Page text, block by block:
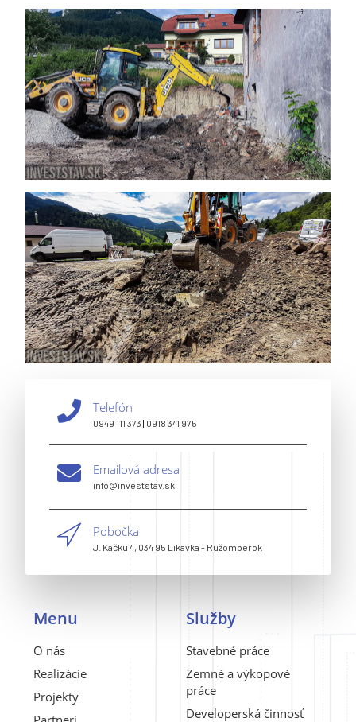
Telefón
0949 111 373 | 0918 341 975
Emailová adresa
info@investstav.sk
Pobočka
J. Kačku 4, 034 95 Likavka - Ružomberok
Menu
O nás
Realizácie
Projekty
Služby
Stavebné práce
Zemné a výkopové
práce
Developerská činnosť